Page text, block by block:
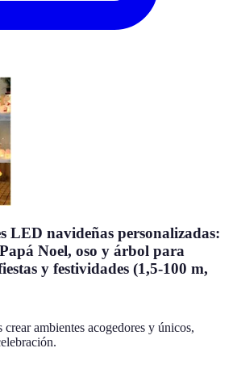
LED navideñas personalizadas:
Noel, oso y árbol para
y festividades (1,5-100 m,
crear ambientes acogedores y únicos,